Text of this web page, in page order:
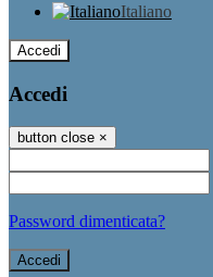
Italiano
Accedi
Accedi
button close ×
Password dimenticata?